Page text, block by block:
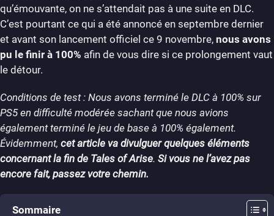
qu’émouvante, on ne s’attendait pas à une suite en DLC.
C’est pourtant ce qui a été annoncé en septembre dernier
et avant son lancement officiel ce 9 novembre, nous avons
pu le finir à 100% afin de vous dire si ce prolongement vaut
le détour.
Conditions de test : Nous avons terminé le DLC à 100% sur
PS5 en difficulté modérée sachant que nous avions
également terminé le jeu de base à 100% également.
Évidemment, cet article va divulguer quelques éléments
concernant la fin de Tales of Arise. Si vous ne l’avez pas
encore fait, passez votre chemin.
Sommaire